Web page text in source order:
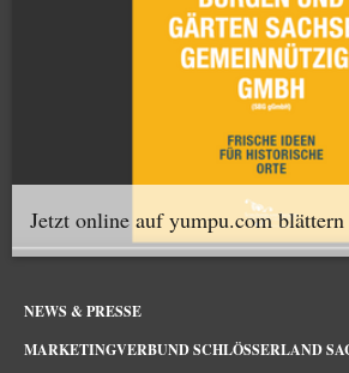
Jetzt online auf yumpu.com blättern
NEWS & PRESSE
MARKETINGVERBUND SCHLÖSSERLAND